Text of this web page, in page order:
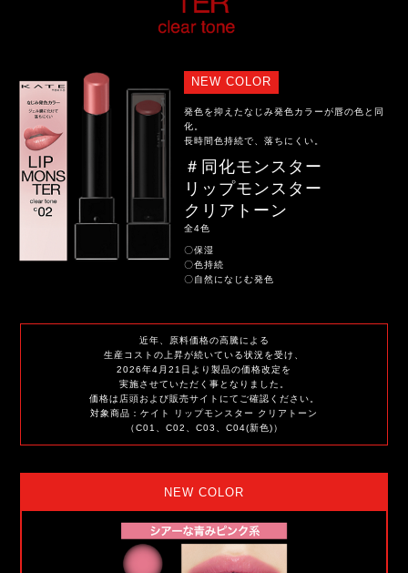
NEW COLOR
発色を抑えたなじみ発色カラーが唇の色と同
化。
長時間色持続で、落ちにくい。
＃同化モンスター
リップモンスター
クリアトーン
全4色
〇保湿
〇色持続
〇自然になじむ発色
近年、原料価格の高騰による
生産コストの上昇が続いている状況を受け、
2026年4月21日より製品の価格改定を
実施させていただく事となりました。
価格は店頭および販売サイトにてご確認ください。
対象商品：ケイト リップモンスター クリアトーン
（C01、C02、C03、C04(新色)）
NEW COLOR